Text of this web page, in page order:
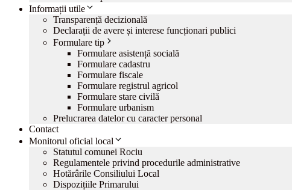
Informații utile
Transparență decizională
Declarații de avere și interese funcționari publici
Formulare tip
Formulare asistență socială
Formulare cadastru
Formulare fiscale
Formulare registrul agricol
Formulare stare civilă
Formulare urbanism
Prelucrarea datelor cu caracter personal
Contact
Monitorul oficial local
Statutul comunei Rociu
Regulamentele privind procedurile administrative
Hotărârile Consiliului Local
Dispozițiile Primarului